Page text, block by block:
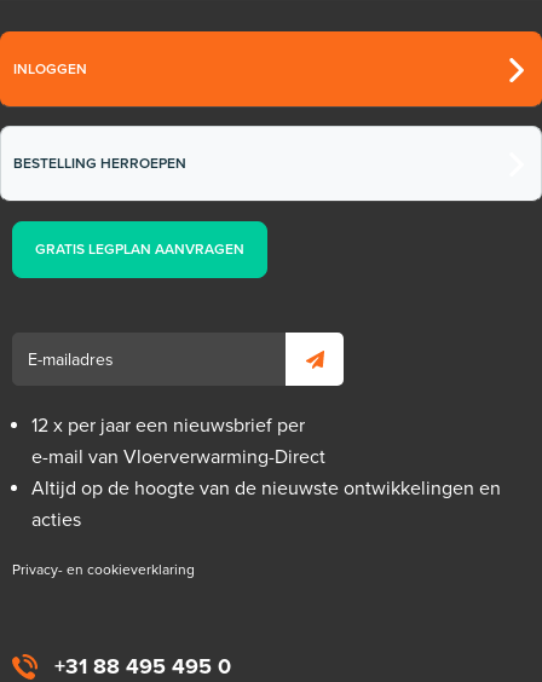
en 150mm hoog / rol 25m
25m¹ lang
Adviesprijs
€ 16,90
+31 88 495 495 0
INLOGGEN
BESTELLING HERROEPEN
GRATIS LEGPLAN AANVRAGEN
12 x per jaar een nieuwsbrief per
e-mail van Vloerverwarming-Direct
Altijd op de hoogte van de nieuwste ontwikkelingen en
acties
Privacy- en cookieverklaring